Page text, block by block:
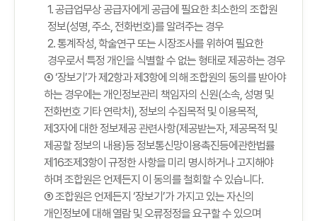
1. 공급업무상 공급자에게 공급에 필요한 최소한의 조합원
정보(성명, 주소, 전화번호)를 알려주는 경우
2. 통계작성, 학술연구 또는 시장조사를 위하여 필요한
경우로서 특정 개인을 식별할 수 없는 형태로 제공하는 경우
④ ‘장보기’가 제2항과 제3항에 의해 조합원의 동의를 받아야
하는 경우에는 개인정보관리 책임자의 신원(소속, 성명 및
전화번호 기타 연락처), 정보의 수집목적 및 이용목적,
제3자에 대한 정보제공 관련사항(제공받는자, 제공목적 및
제공할 정보의 내용)등 정보통신망이용촉진등에관한법률
제16조제3항이 규정한 사항을 미리 명시하거나 고지해야
하며 조합원은 언제든지 이 동의를 철회할 수 있습니다.
⑤ 조합원은 언제든지 ‘장보기’가 가지고 있는 자신의
개인정보에 대해 열람 및 오류정정을 요구할 수 있으며